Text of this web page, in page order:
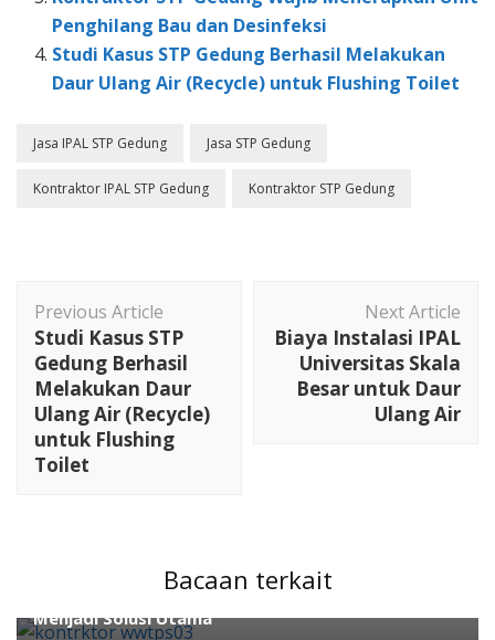
Penghilang Bau dan Desinfeksi
Studi Kasus STP Gedung Berhasil Melakukan
Daur Ulang Air (Recycle) untuk Flushing Toilet
Jasa IPAL STP Gedung Jasa STP Gedung
Kontraktor IPAL STP Gedung Kontraktor STP Gedung
Navigation
Previous Article
Studi Kasus STP
Gedung Berhasil
Melakukan Daur
Ulang Air (Recycle)
untuk Flushing
Toilet
Next Article
Biaya Instalasi IPAL
Universitas Skala
Besar untuk Daur
Ulang Air
Bacaan terkait
ahli wwtp
Proses Anaerobik Kontraktor WWTP POME Sawit
Menjadi Solusi Utama
ahli airBoilercara kimia